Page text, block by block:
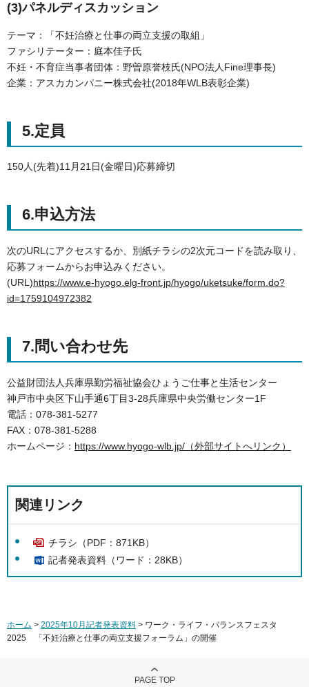
(3)パネルディスカッション
テーマ：「不妊治療と仕事の両立支援の取組」
ファシリテーター：庭本佳子氏
不妊・不育症当事者団体：野曽原誉枝氏(NPO法人Fine理事長)
企業：アスカカンパニー株式会社(2018年WLB表彰企業)
5.定員
150人(先着)11月21日(金曜日)応募締切
6.申込方法
次のURLにアクセスするか、別紙チラシの2次元コードを読み取り、
応募フォームからお申込みください。
(URL)https://www.e-hyogo.elg-front.jp/hyogo/uketsuke/form.do?
id=1759104972382
7.問い合わせ先
公益財団法人兵庫県勤労福祉協会ひょうご仕事と生活センター
神戸市中央区下山手通6丁目3-28兵庫県中央労働センター1F
電話：078-381-5277
FAX：078-381-5288
ホームページ： https://www.hyogo-wlb.jp/（外部サイトへリンク）
関連リンク
チラシ（PDF：871KB）
記者発表資料（ワード：28KB）
ホーム > 2025年10月記者発表資料 > ワーク・ライフ・バランスフェスタ
2025 「不妊治療と仕事の両立支援フォーラム」の開催
PAGE TOP